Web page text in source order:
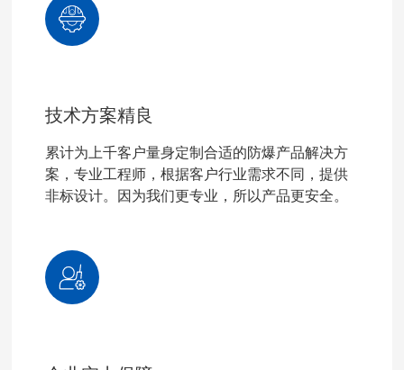
技术方案精良
累计为上千客户量身定制合适的防爆产品解决方
案，专业工程师，根据客户行业需求不同，提供
非标设计。因为我们更专业，所以产品更安全。